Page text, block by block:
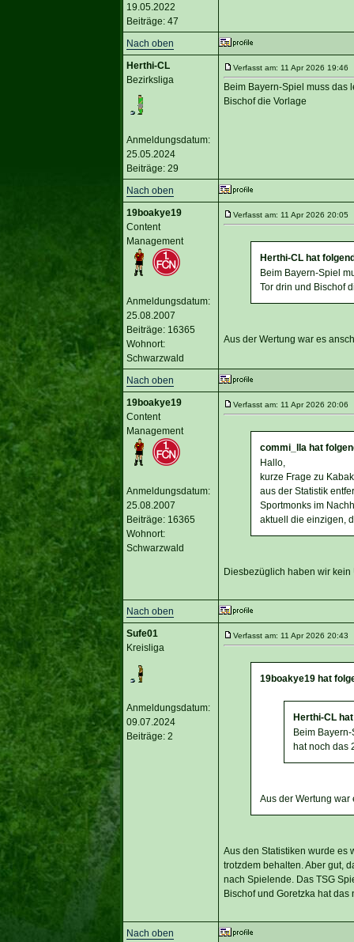
19.05.2022
Beiträge: 47
Nach oben
Herthi-CL
Bezirksliga
Anmeldungsdatum:
25.05.2024
Beiträge: 29
Verfasst am: 11 Apr 2026 19:46
Beim Bayern-Spiel muss das
Bischof die Vorlage
Nach oben
19boakye19
Content
Management
Anmeldungsdatum:
25.08.2007
Beiträge: 16365
Wohnort:
Schwarzwald
Verfasst am: 11 Apr 2026 20:05
Herthi-CL hat
Beim Bayern-Spiel
Tor drin und Bischof
Aus der Wertung war es
Nach oben
19boakye19
Content
Management
Anmeldungsdatum:
25.08.2007
Beiträge: 16365
Wohnort:
Schwarzwald
Verfasst am: 11 Apr 2026 20:06
commi_lla hat
Hallo,
kurze Frage zu
aus der Statistik
Sportmonks im
aktuell die einzigen,
Diesbezüglich haben wir
Nach oben
Sufe01
Kreisliga
Anmeldungsdatum:
09.07.2024
Beiträge: 2
Verfasst am: 11 Apr 2026 20:43
19boakye19 hat
Herthi-CL
Beim
hat noch das
Aus der Wertung
Aus den Statistiken wurde es
trotzdem behalten. Aber gut,
nach Spielende. Das TSG
Bischof und Goretzka hat
Nach oben